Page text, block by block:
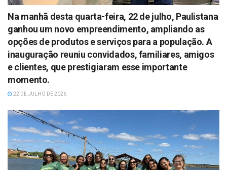
Na manhã desta quarta-feira, 22 de julho, Paulistana
ganhou um novo empreendimento, ampliando as
opções de produtos e serviços para a população. A
inauguração reuniu convidados, familiares, amigos
e clientes, que prestigiaram esse importante
momento.
22 DE JULHO DE 2026